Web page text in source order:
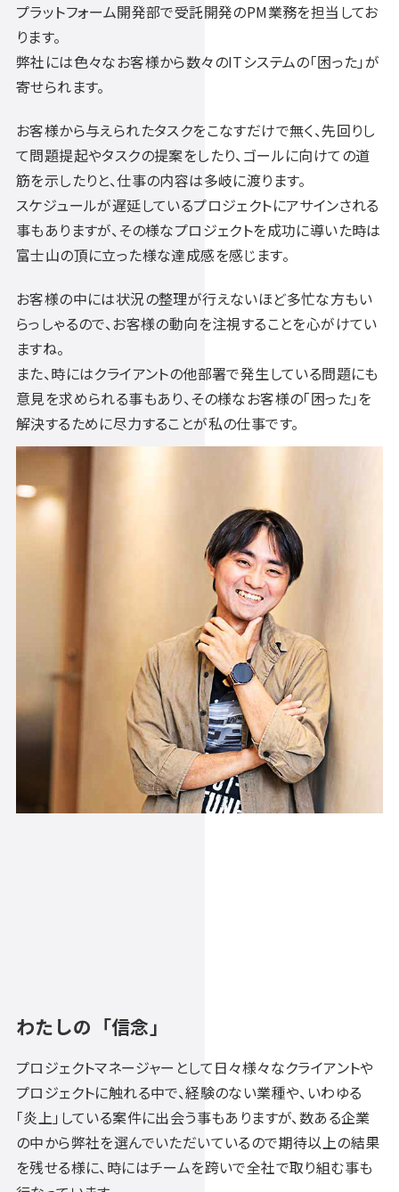
プラットフォーム開発部で受託開発のPM業務を担当してお
ります。
弊社には色々なお客様から数々のITシステムの「困った」が
寄せられます。
お客様から与えられたタスクをこなすだけで無く、先回りし
て問題提起やタスクの提案をしたり、ゴールに向けての道
筋を示したりと、仕事の内容は多岐に渡ります。
スケジュールが遅延しているプロジェクトにアサインされる
事もありますが、その様なプロジェクトを成功に導いた時は
富士山の頂に立った様な達成感を感じます。
お客様の中には状況の整理が行えないほど多忙な方もい
らっしゃるので、お客様の動向を注視することを心がけてい
ますね。
また、時にはクライアントの他部署で発生している問題にも
意見を求められる事もあり、その様なお客様の「困った」を
解決するために尽力することが私の仕事です。
わたしの「信念」
プロジェクトマネージャーとして日々様々なクライアントや
プロジェクトに触れる中で、経験のない業種や、いわゆる
「炎上」している案件に出会う事もありますが、数ある企業
の中から弊社を選んでいただいているので期待以上の結果
を残せる様に、時にはチームを跨いで全社で取り組む事も